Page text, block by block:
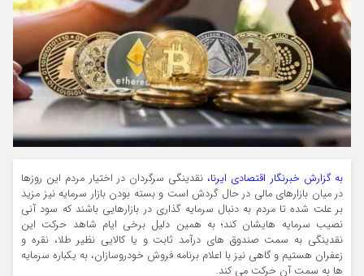
به گزارش خبرنگار اقتصادی ایرنا، نقدینگی سرگردان در اختیار مردم این روزها
در میان بازارهای مالی در حال گردش است و بسته بودن بازار سرمایه نیز مزید
بر علت شده تا مردم به دنبال سرمایه گذاری در بازارهایی باشند که سود آنی
نصیب سرمایه هایشان کند؛ به همین دلیل برخی ایام شاهد حرکت این
نقدینگی به سمت صندوق های درآمد ثابت و یا کالایی نظیر طلا، نقره و
زعفران هستیم و گاهی نیز با اعلام برنامه فروش خودروسازان، به یکباره سرمایه
ها به سمت آن حرکت می کند.